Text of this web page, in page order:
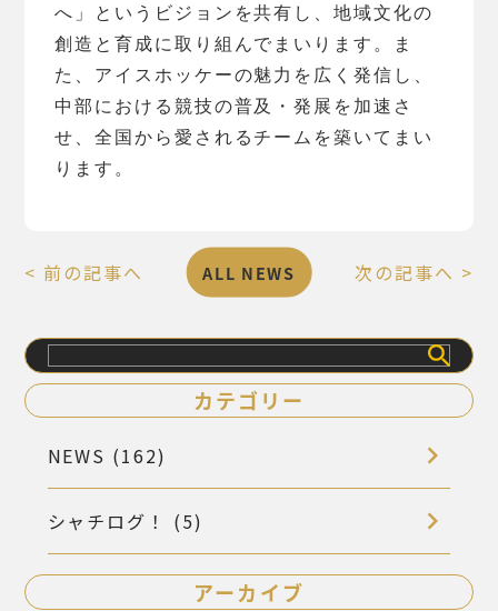
へ」というビジョンを共有し、地域文化の
創造と育成に取り組んでまいります。ま
た、アイスホッケーの魅力を広く発信し、
中部における競技の普及・発展を加速さ
せ、全国から愛されるチームを築いてまい
ります。
< 前の記事へ 次の記事へ >
ALL NEWS
索
カテゴリー
NEWS (162)
シャチログ！ (5)
アーカイブ